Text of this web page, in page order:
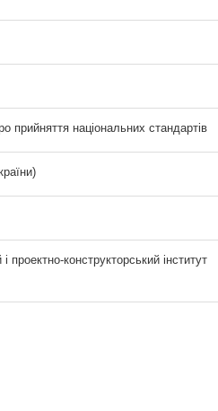
прийняття національних стандартів
проектно-конструкторський інститут